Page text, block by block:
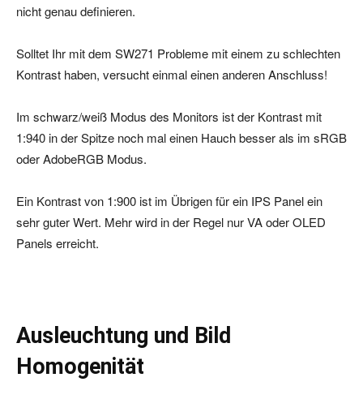
nicht genau definieren.
Solltet Ihr mit dem SW271 Probleme mit einem zu schlechten
Kontrast haben, versucht einmal einen anderen Anschluss!
Im schwarz/weiß Modus des Monitors ist der Kontrast mit
1:940 in der Spitze noch mal einen Hauch besser als im sRGB
oder AdobeRGB Modus.
Ein Kontrast von 1:900 ist im Übrigen für ein IPS Panel ein
sehr guter Wert. Mehr wird in der Regel nur VA oder OLED
Panels erreicht.
Ausleuchtung und Bild
Homogenität